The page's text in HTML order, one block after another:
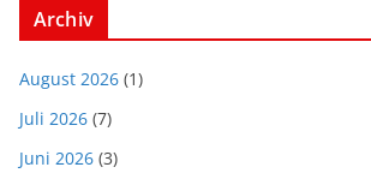
Archiv
August 2026 (1)
Juli 2026 (7)
Juni 2026 (3)